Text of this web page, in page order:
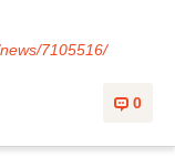
7105516/
0